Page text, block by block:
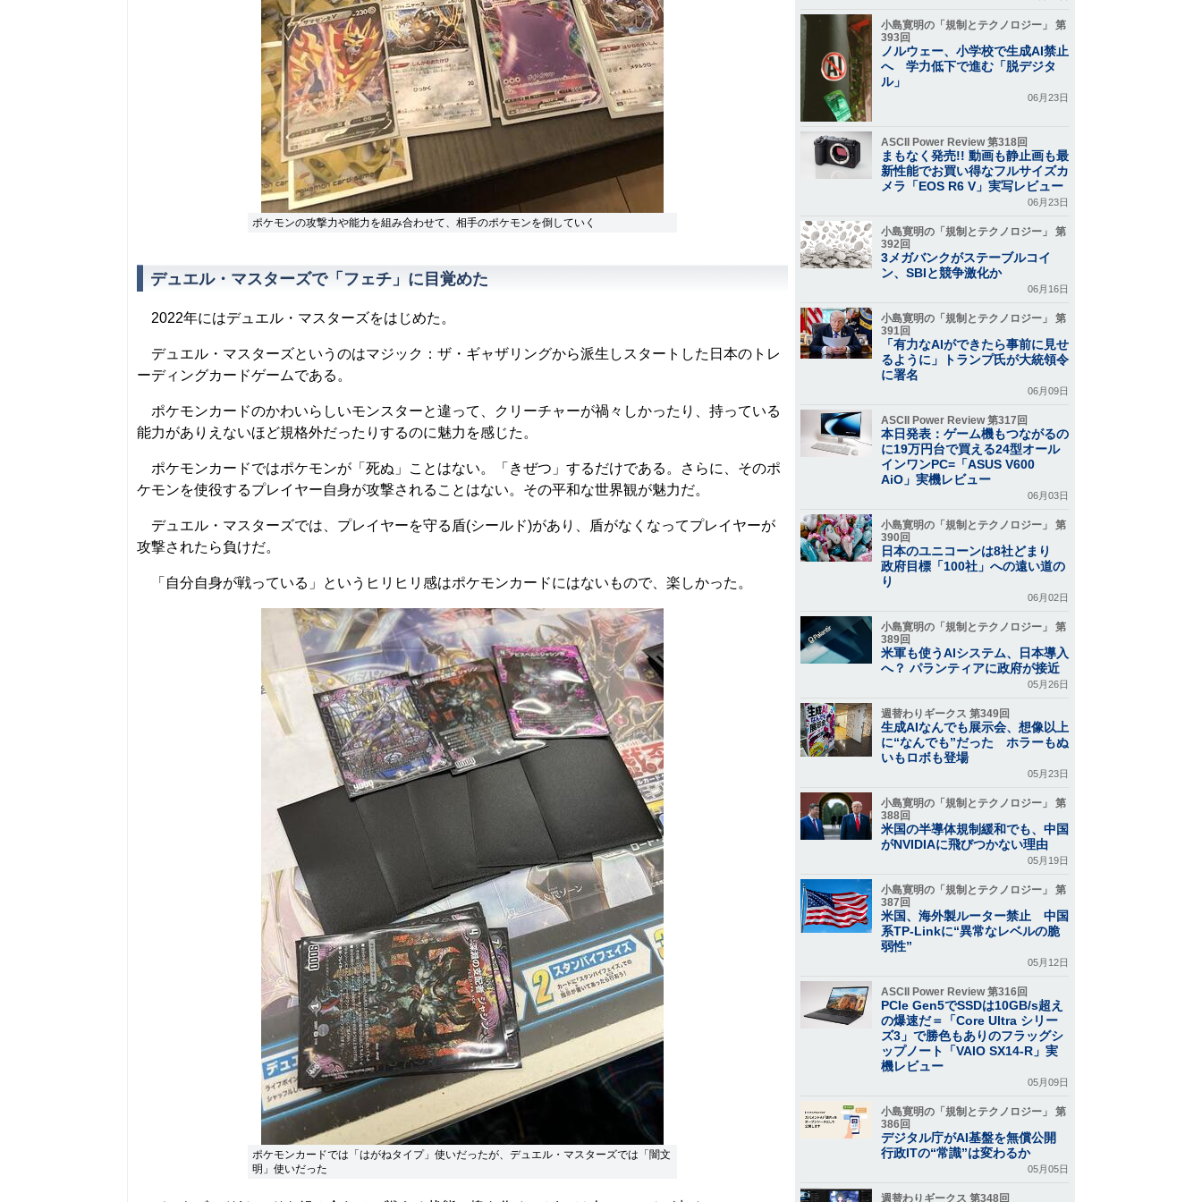
ポケモンの攻撃力や能力を組み合わせて、相手のポケモンを倒していく
デュエル・マスターズで「フェチ」に目覚めた
2022年にはデュエル・マスターズをはじめた。
デュエル・マスターズというのはマジック：ザ・ギャザリングから派生しスタートした日本のトレ
ーディングカードゲームである。
ポケモンカードのかわいらしいモンスターと違って、クリーチャーが禍々しかったり、持っている
能力がありえないほど規格外だったりするのに魅力を感じた。
ポケモンカードではポケモンが「死ぬ」ことはない。「きぜつ」するだけである。さらに、そのポ
ケモンを使役するプレイヤー自身が攻撃されることはない。その平和な世界観が魅力だ。
デュエル・マスターズでは、プレイヤーを守る盾(シールド)があり、盾がなくなってプレイヤーが
攻撃されたら負けだ。
「自分自身が戦っている」というヒリヒリ感はポケモンカードにはないもので、楽しかった。
ポケモンカードでは「はがねタイプ」使いだったが、デュエル・マスターズでは「闇文
明」使いだった
小島寛明の「規制とテクノロジー」 第
393回
ノルウェー、小学校で生成AI禁止
へ 学力低下で進む「脱デジタ
ル」
06月23日
ASCII Power Review 第318回
まもなく発売!! 動画も静止画も最
新性能でお買い得なフルサイズカ
メラ「EOS R6 V」実写レビュー
06月23日
小島寛明の「規制とテクノロジー」 第
392回
3メガバンクがステーブルコイ
ン、SBIと競争激化か
06月16日
小島寛明の「規制とテクノロジー」 第
391回
「有力なAIができたら事前に見せ
るように」トランプ氏が大統領令
に署名
06月09日
ASCII Power Review 第317回
本日発表：ゲーム機もつながるの
に19万円台で買える24型オール
インワンPC=「ASUS V600
AiO」実機レビュー
06月03日
小島寛明の「規制とテクノロジー」 第
390回
日本のユニコーンは8社どまり
政府目標「100社」への遠い道の
り
06月02日
小島寛明の「規制とテクノロジー」 第
389回
米軍も使うAIシステム、日本導入
へ？ パランティアに政府が接近
05月26日
週替わりギークス 第349回
生成AIなんでも展示会、想像以上
に“なんでも”だった ホラーもぬ
いもロボも登場
05月23日
小島寛明の「規制とテクノロジー」 第
388回
米国の半導体規制緩和でも、中国
がNVIDIAに飛びつかない理由
05月19日
小島寛明の「規制とテクノロジー」 第
387回
米国、海外製ルーター禁止 中国
系TP-Linkに“異常なレベルの脆
弱性”
05月12日
ASCII Power Review 第316回
PCIe Gen5でSSDは10GB/s超え
の爆速だ＝「Core Ultra シリー
ズ3」で勝色もありのフラッグシ
ップノート「VAIO SX14-R」実
機レビュー
05月09日
小島寛明の「規制とテクノロジー」 第
386回
デジタル庁がAI基盤を無償公開
行政ITの“常識”は変わるか
05月05日
週替わりギークス 第348回